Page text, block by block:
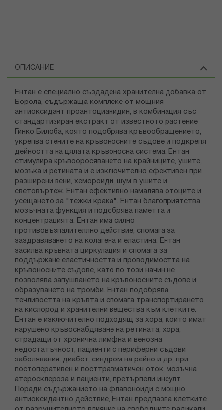
ОПИСАНИЕ
Ентан е специално създадена хранителна добавка от
Борола, съдържаща комплекс от мощния
антиоксидант проантоцианидин, в комбинация със
стандартизиран екстракт от известното растение
Гинко Билоба, която подобрява кръвообращението,
укрепва стените на кръвоносните съдове и подкрепя
дейността на цялата кръвоносна система. Ентан
стимулира кръвооросяването на крайниците, ушите,
мозъка и ретината и е изключително ефективен при
разширени вени, хемороиди, шум в ушите и
световъртеж. Ентан ефективно намалява отоците и
усещането за "тежки крака". Ентан благоприятства
мозъчната функция и подобрява паметта и
концентрацията. Ентан има силно
противовъзпалителлно действие, спомага за
заздравяването на колагена и еластина. Ентан
засилва кръвната циркулация и спомага за
поддържане еластичността и проводимостта на
кръвоносните съдове, като по този начин не
позволява запушването на кръвоносните съдове и
образуването на тромби. Ентан подобрява
течливостта на кръвта и спомага транспортирането
на кислород и хранителни вещества към клетките.
Ентан е изключително подходящ за хора, които имат
нарушено кръвоснабдяване на ретината, хора,
страдащи от хронична лимфна и венозна
недостатъчност, пациенти с периферни съдови
заболявания, диабет, синдром на рейно и др, при
постоперативен и посттравматичен оток, мозъчна
атеросклероза и пациенти, претърпели инсулт.
Поради съдържанието на флавоноиди с мощно
антиоксидантно действие, Ентан предпазва клетките